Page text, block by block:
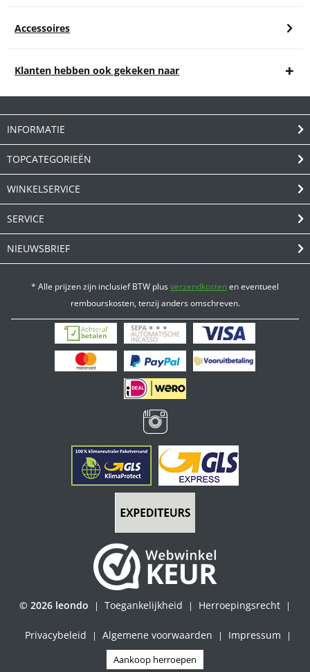
Accessoires
Klanten hebben ook gekeken naar
INFORMATIE
TOPCATEGORIEËN
WINKELSERVICE
SERVICE
NIEUWSBRIEF
* Alle prijzen zijn inclusief BTW plusverzendkostenen eventueel
rembourskosten, tenzij anders omschreven.
© 2026 leondo | Toegankelijkheid | Herroepingsrecht |
Privacybeleid | Algemene voorwaarden | Impressum
|
Aankoop herroepen